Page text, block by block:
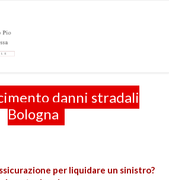
danni stradali
Bologna
per liquidare un sinistro?